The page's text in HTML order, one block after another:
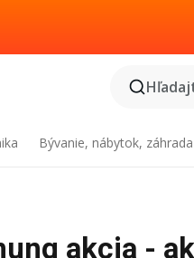
Bývanie, nábytok, záhrada
akcia -